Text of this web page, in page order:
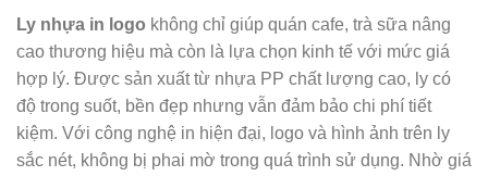
Ly nhựa in logo không chỉ giúp quán cafe, trà sữa nâng
cao thương hiệu mà còn là lựa chọn kinh tế với mức giá
hợp lý. Được sản xuất từ nhựa PP chất lượng cao, ly có
độ trong suốt, bền đẹp nhưng vẫn đảm bảo chi phí tiết
kiệm. Với công nghệ in hiện đại, logo và hình ảnh trên ly
sắc nét, không bị phai mờ trong quá trình sử dụng. Nhờ giá